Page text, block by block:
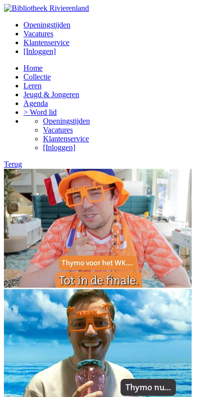
Openingstijden
Vacatures
Klantenservice
[Inloggen]
Home
Collectie
Leren
Jeugd & Jongeren
Agenda
> Word lid
Openingstijden
Vacatures
Klantenservice
[Inloggen]
Terug